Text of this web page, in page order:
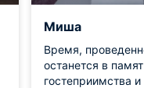
Миша
Время,
останется в
гостеприимства